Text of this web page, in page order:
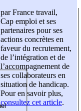
par France travail,
Cap emploi et ses
partenaires pour ses
actions concrètes en
faveur du recrutement,
de l’intégration et de
l’accompagnement de
ses collaborateurs en
situation de handicap.
Pour en savoir plus,
consultez cet article.